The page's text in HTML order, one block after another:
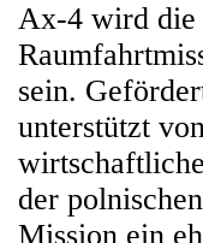
Ax-4 wird die
sein.
unterstützt
der
Mission ein